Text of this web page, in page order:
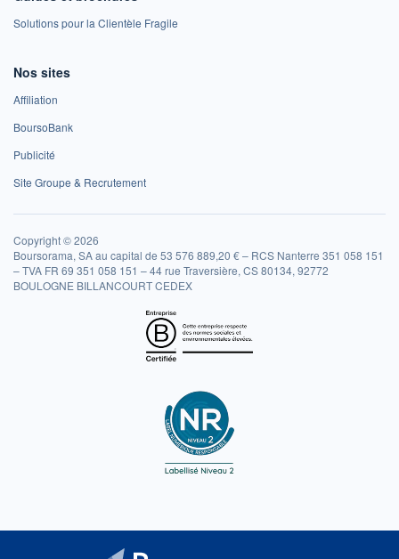
Solutions pour la Clientèle Fragile
Nos sites
Affiliation
BoursoBank
Publicité
Site Groupe & Recrutement
Copyright © 2026
Boursorama, SA au capital de 53 576 889,20 € – RCS Nanterre 351 058 151
– TVA FR 69 351 058 151 – 44 rue Traversière, CS 80134, 92772
BOULOGNE BILLANCOURT CEDEX